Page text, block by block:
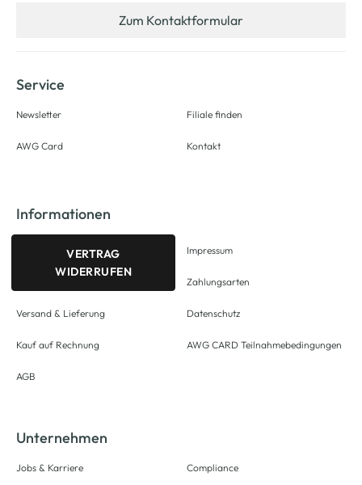
Zum Kontaktformular
Service
Newsletter
AWG Card
Filiale finden
Kontakt
Informationen
VERTRAG
WIDERRUFEN
Versand & Lieferung
Kauf auf Rechnung
AGB
Impressum
Zahlungsarten
Datenschutz
AWG CARD Teilnahmebedingungen
Unternehmen
Jobs & Karriere Compliance